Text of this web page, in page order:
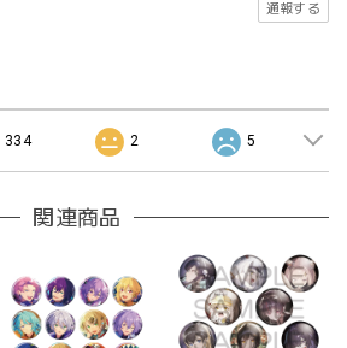
通報する
334 2 5
関連商品